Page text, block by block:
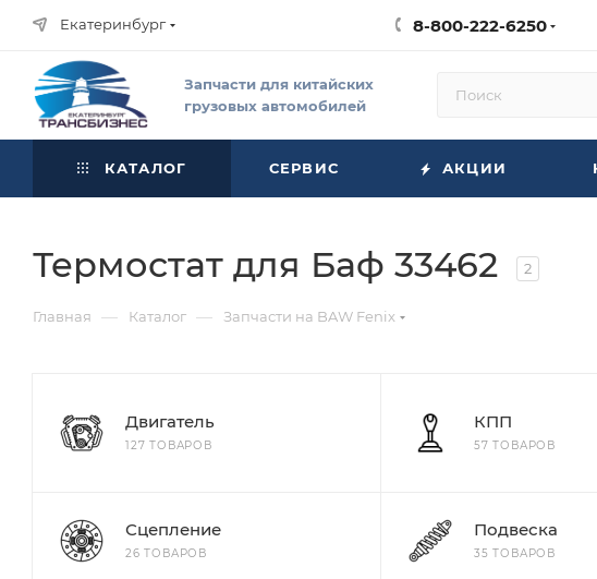
Екатеринбург 8-800-222-6250
Запчасти для китайских
грузовых автомобилей
КАТАЛОГ СЕРВИС АКЦИИ
Термостат для Баф 33462 2
Главная — Каталог — Запчасти на BAW Fenix
Двигатель
127 ТОВАРОВ
КПП
57 ТОВАРОВ
Сцепление
26 ТОВАРОВ
Подвеска
35 ТОВАРОВ